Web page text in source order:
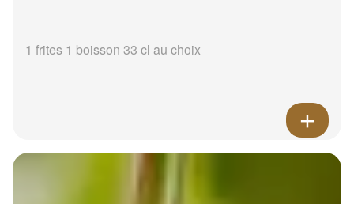
1 frites 1 boisson 33 cl au choix